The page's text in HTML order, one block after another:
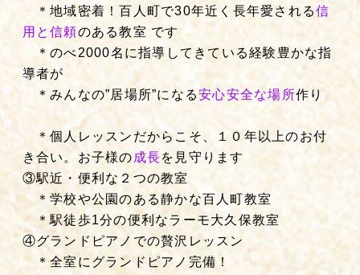
＊地域密着！百人町で30年近く長年愛される信
用と信頼のある教室 です
＊のべ2000名に指導してきている経験豊かな指
導者が
＊みんなの”居場所”になる安心安全な場所作り
＊個人レッスンだからこそ、１０年以上のお付
き合い。お子様の 成長を見守ります
③駅近・便利な２つの教室
＊学校や公園のある静かな百人町教室
＊駅徒歩1分の便利なラーモ大久保教室
④グランドピアノでの贅沢レッスン
＊全室にグランドピアノ完備！